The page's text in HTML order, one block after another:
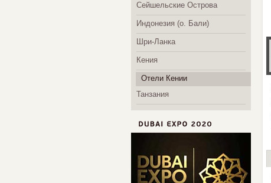
Сейшельские Острова
Индонезия (о. Бали)
Шри-Ланка
Кения
Отели Кении
Танзания